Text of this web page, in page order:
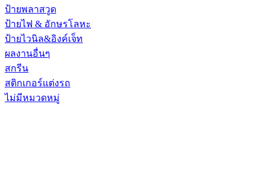
ป้ายพลาสวูด
ป้ายไฟ & อักษรโลหะ
ป้ายไวนิล&อิงค์เจ็ท
ผลงานอื่นๆ
สกรีน
สติกเกอร์แต่งรถ
ไม่มีหมวดหมู่